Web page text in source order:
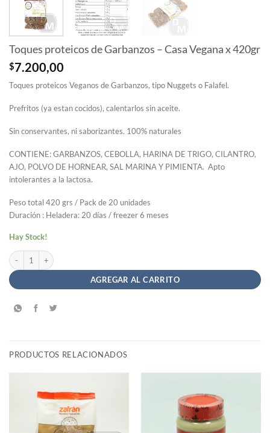
Toques proteicos de Garbanzos – Casa Vegana x 420gr
$7.200,00
Toques proteicos Veganos de Garbanzos, tipo Nuggets o Falafel.
Prefritos (ya estan cocidos), calentarlos sin aceite.
Sin conservantes, ni saborizantes. 100% naturales
CONTIENE: GARBANZOS, CEBOLLA, HARINA DE TRIGO, CILANTRO,
AJO, POLVO DE HORNEAR, SAL MARINA Y PIMIENTA. Apto
intolerantes a la lactosa.
Peso total 420 grs / Pack de 20 unidades
Duración : Heladera: 20 días / freezer 6 meses
Hay Stock!
Toques proteicos de Garbanzos - Casa Vegana x 420gr cantidad
AGREGAR AL CARRITO
PRODUCTOS RELACIONADOS